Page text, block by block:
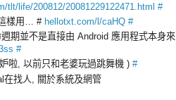
tlt/life/200812/20081229122471.html #
樣用… # hellotxt.com/l/caHQ #
期並不是直接由 Android 應用程式本身來
#
啦, 以前只和老婆玩過跳舞機 ) #
在找人, 關於系統及網管